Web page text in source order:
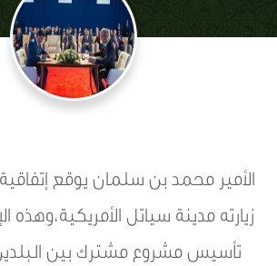
الأمير محمد بن سلمان يوقع
زيارته مدينة سياتل الأمريكية،وهذه
تأسيس مشروع مشترك بين